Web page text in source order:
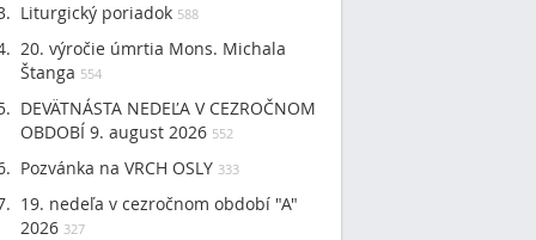
Liturgický poriadok 588
20. výročie úmrtia Mons. Michala
Štanga 554
DEVÄTNÁSTA NEDEĽA V CEZROČNOM
OBDOBÍ 9. august 2026 552
Pozvánka na VRCH OSLY 333
19. nedeľa v cezročnom období "A"
2026 327